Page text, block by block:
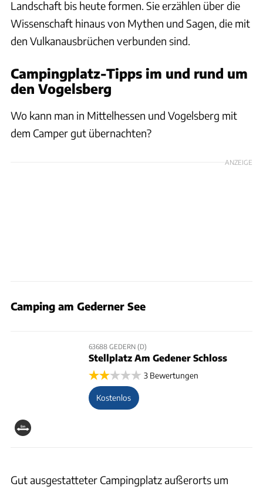
Landschaft bis heute formen. Sie erzählen über die
Wissenschaft hinaus von Mythen und Sagen, die mit
den Vulkanausbrüchen verbunden sind.
Campingplatz-Tipps im und rund um
den Vogelsberg
Wo kann man in Mittelhessen und Vogelsberg mit
dem Camper gut übernachten?
ANZEIGE
Camping am Gederner See
63688 GEDERN (D)
Stellplatz Am Gedener Schloss
3 Bewertungen
Kostenlos
Gut ausgestatteter Campingplatz außerorts um